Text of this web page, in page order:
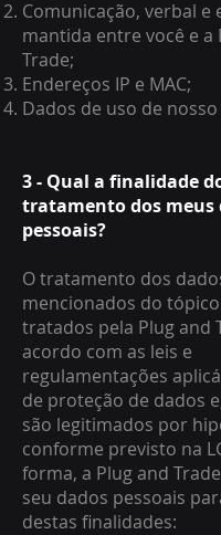
Comunicação, verbal e
mantida entre você e a
Trade;
Endereços IP e MAC;
Dados de uso de
3 - Qual a finalidade
tratamento dos meus
pessoais?
O tratamento dos
mencionados do
tratados pela Plug and
acordo com as leis e
regulamentações
de proteção de dados
são legitimados por
conforme previsto na
forma, a Plug and
seu dados pessoais
destas finalidades: